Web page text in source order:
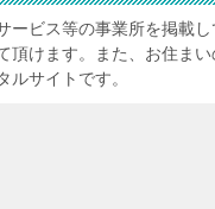
ービス等の事業所を掲載
頂けます。また、お住ま
ルサイトです。